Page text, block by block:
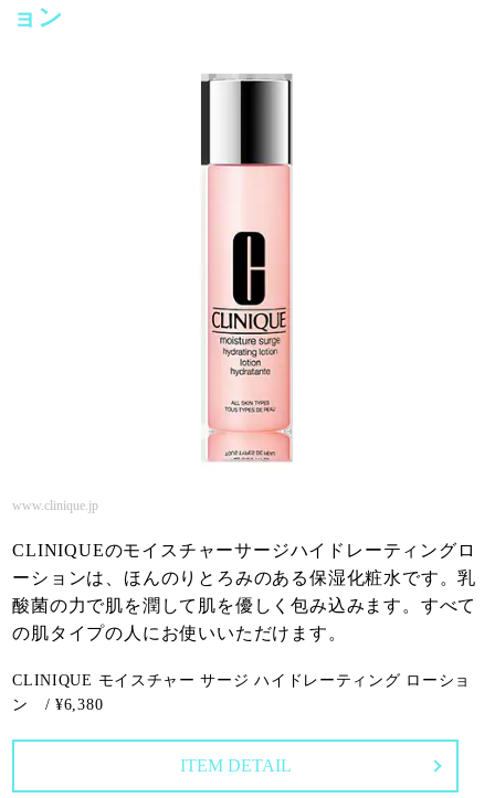
ョン
www.clinique.jp
CLINIQUEのモイスチャーサージハイドレーティングロ
ーションは、ほんのりとろみのある保湿化粧水です。乳
酸菌の力で肌を潤して肌を優しく包み込みます。すべて
の肌タイプの人にお使いいただけます。
CLINIQUE モイスチャー サージ ハイドレーティング ローショ
ン / ¥6,380
ITEM DETAIL